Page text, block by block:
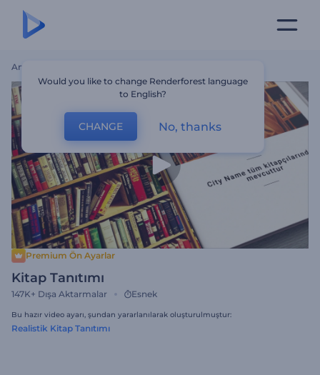
Ana Sayfa
Premium Ön Ayarlar
Kitap Tanıtımı
147K+ Dışa Aktarmalar Esnek
Bu hazır video ayarı, şundan yararlanılarak oluşturulmuştur:
Realistik Kitap Tanıtımı
Would you like to change Renderforest language
to English?
CHANGE No, thanks